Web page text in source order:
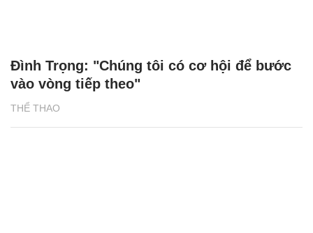
THỂ THAO
Đình Trọng: "Chúng tôi có cơ hội để bước
vào vòng tiếp theo"